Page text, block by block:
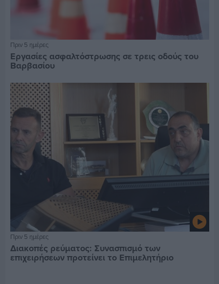
Πριν 5 ημέρες
Εργασίες ασφαλτόστρωσης σε τρεις οδούς του
Βαρβασίου
Πριν 5 ημέρες
Διακοπές ρεύματος: Συνασπισμό των
επιχειρήσεων προτείνει το Επιμελητήριο